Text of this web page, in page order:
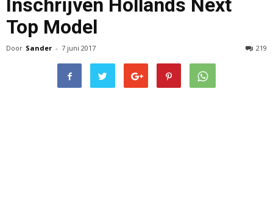
Inschrijven Hollands Next
Top Model
Door Sander - 7 juni 2017 219